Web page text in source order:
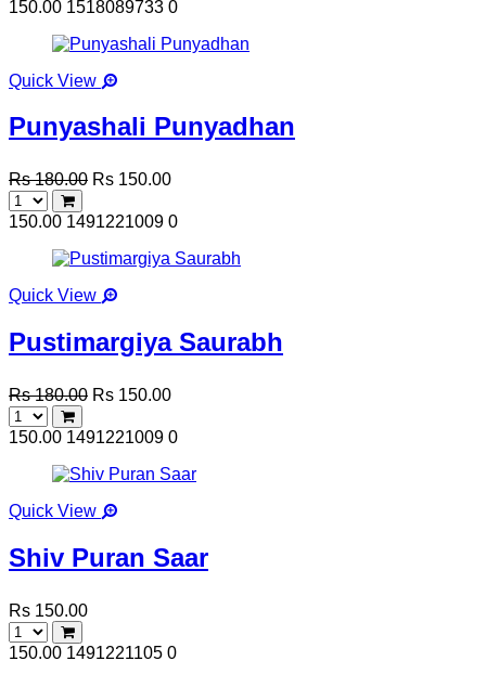
150.00 1518089733 0
Quick View
Punyashali Punyadhan
Rs 180.00 Rs 150.00
150.00 1491221009 0
Quick View
Pustimargiya Saurabh
Rs 180.00 Rs 150.00
150.00 1491221009 0
Quick View
Shiv Puran Saar
Rs 150.00
150.00 1491221105 0